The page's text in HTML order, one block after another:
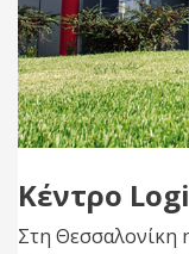
Κέντρο
Στη Θεσσαλονίκη